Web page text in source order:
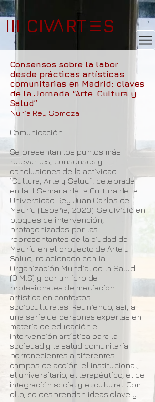
III
V
III CIV RT S
Consensos sobre la labor
desde prácticas artísticas
comunitarias en Madrid: claves
de la Jornada “Arte, Cultura y
Salud”
Nuria Rey Somoza
Comunicación
Se presentan los puntos más
relevantes, consensos y
conclusiones de la actividad
“Cultura, Arte y Salud”, celebrada
en la II Semana de la Cultura de la
Universidad Rey Juan Carlos de
Madrid (España, 2023). Se dividió en
bloques de intervención,
protagonizados por las
representantes de la ciudad de
Madrid en el proyecto de Arte y
Salud, relacionado con la
Organización Mundial de la Salud
(O.M.S) y por un foro de
profesionales de mediación
artística en contextos
socioculturales. Reuniendo, así, a
una serie de personas expertas en
materia de educación e
intervención artística para la
sociedad y la salud comunitaria
pertenecientes a diferentes
campos de acción: el institucional,
el universitario, el terapéutico, el de
integración social y el cultural. Con
ello, se desprenden ideas clave y